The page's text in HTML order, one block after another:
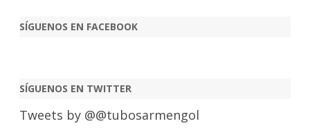
SÍGUENOS EN FACEBOOK
SÍGUENOS EN TWITTER
Tweets by @@tubosarmengol